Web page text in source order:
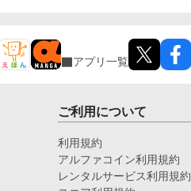
アプリ一覧
ご利用について
利用規約
アルファコイン利用規約
レンタルサービス利用規約